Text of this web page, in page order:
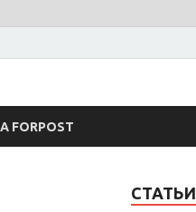
FORPOST
СТАТЬИ